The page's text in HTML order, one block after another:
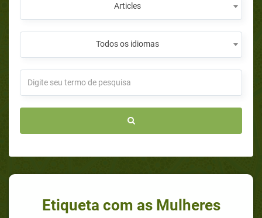
Articles
Todos os idiomas
Etiqueta com as Mulheres